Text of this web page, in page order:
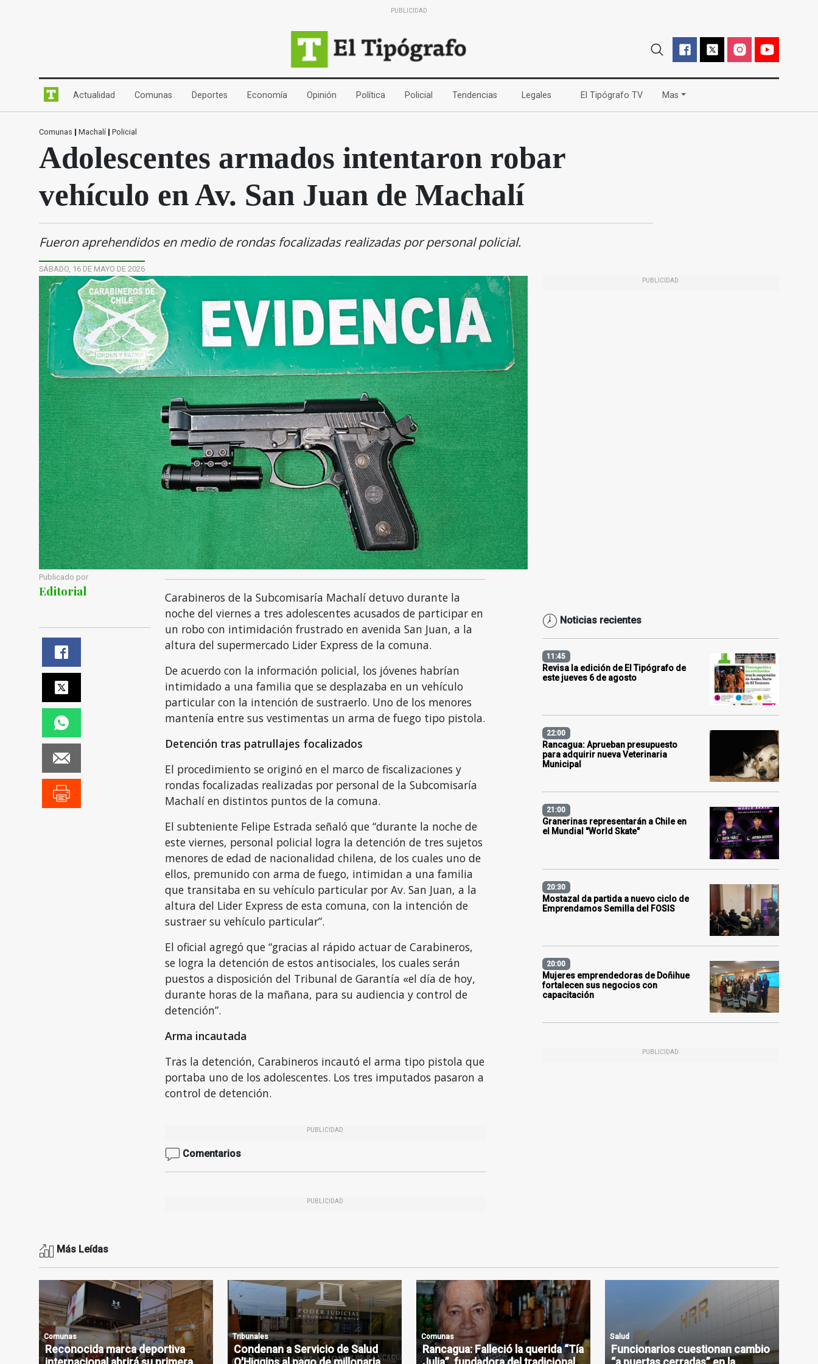
PUBLICIDAD
Actualidad (current)Comunas (current)Deportes (current)Economía (current)Opinión (current)Política (current)Policial (current)Tendencias (current)Legales (current)El Tipógrafo TV(current)
Mas
Comunas | Machalí | Policial
Adolescentes armados intentaron robar
vehículo en Av. San Juan de Machalí
Fueron aprehendidos en medio de rondas focalizadas realizadas por personal policial.
SÁBADO, 16 DE MAYO DE 2026
PUBLICIDAD
Publicado por
Editorial
Carabineros de la Subcomisaría Machalí detuvo durante la
noche del viernes a tres adolescentes acusados de participar en
un robo con intimidación frustrado en avenida San Juan, a la
altura del supermercado Lider Express de la comuna.
De acuerdo con la información policial, los jóvenes habrían
intimidado a una familia que se desplazaba en un vehículo
particular con la intención de sustraerlo. Uno de los menores
mantenía entre sus vestimentas un arma de fuego tipo pistola.
Detención tras patrullajes focalizados
El procedimiento se originó en el marco de fiscalizaciones y
rondas focalizadas realizadas por personal de la Subcomisaría
Machalí en distintos puntos de la comuna.
El subteniente Felipe Estrada señaló que “durante la noche de
este viernes, personal policial logra la detención de tres sujetos
menores de edad de nacionalidad chilena, de los cuales uno de
ellos, premunido con arma de fuego, intimidan a una familia
que transitaba en su vehículo particular por Av. San Juan, a la
altura del Lider Express de esta comuna, con la intención de
sustraer su vehículo particular”.
El oficial agregó que “gracias al rápido actuar de Carabineros,
se logra la detención de estos antisociales, los cuales serán
puestos a disposición del Tribunal de Garantía «el día de hoy,
durante horas de la mañana, para su audiencia y control de
detención”.
Arma incautada
Tras la detención, Carabineros incautó el arma tipo pistola que
portaba uno de los adolescentes. Los tres imputados pasaron a
control de detención.
PUBLICIDAD
Comentarios
PUBLICIDAD
Noticias recientes
11:45
Revisa la edición de El Tipógrafo de
este jueves 6 de agosto
22:00
Rancagua: Aprueban presupuesto
para adquirir nueva Veterinaria
Municipal
21:00
Granerinas representarán a Chile en
el Mundial "World Skate"
20:30
Mostazal da partida a nuevo ciclo de
Emprendamos Semilla del FOSIS
20:00
Mujeres emprendedoras de Doñihue
fortalecen sus negocios con
capacitación
PUBLICIDAD
Más Leídas
Comunas
Reconocida marca deportiva
Tribunales
Condenan a Servicio de Salud
Comunas
Rancagua: Falleció la querida “Tía
Salud
Funcionarios cuestionan cambio